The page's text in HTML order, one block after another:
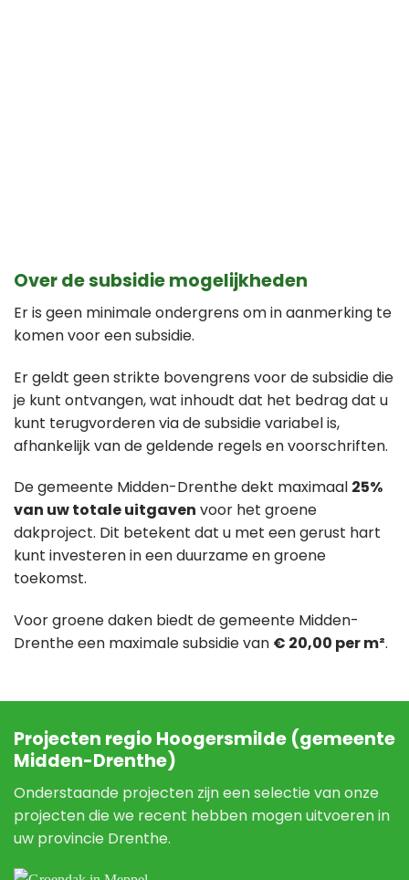
Over de subsidie mogelijkheden
Er is geen minimale ondergrens om in aanmerking te
komen voor een subsidie.
Er geldt geen strikte bovengrens voor de subsidie die
je kunt ontvangen, wat inhoudt dat het bedrag dat u
kunt terugvorderen via de subsidie variabel is,
afhankelijk van de geldende regels en voorschriften.
De gemeente Midden-Drenthe dekt maximaal 25%
van uw totale uitgaven voor het groene
dakproject. Dit betekent dat u met een gerust hart
kunt investeren in een duurzame en groene
toekomst.
Voor groene daken biedt de gemeente Midden-
Drenthe een maximale subsidie van € 20,00 per m².
Projecten regio Hoogersmilde (gemeente
Midden-Drenthe)
Onderstaande projecten zijn een selectie van onze
projecten die we recent hebben mogen uitvoeren in
uw provincie Drenthe.